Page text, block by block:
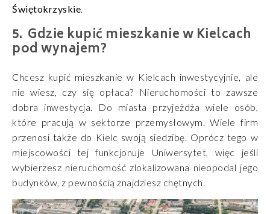
Świętokrzyskie
Gdzie kupić mieszkanie w Kielcach
pod wynajem?
Chcesz kupić mieszkanie w Kielcach inwestycyjnie, ale
nie wiesz, czy się opłaca? Nieruchomości to zawsze
dobra inwestycja. Do miasta przyjeżdża wiele osób,
które pracują w sektorze przemysłowym. Wiele firm
przenosi także do Kielc swoją siedzibę. Oprócz tego w
miejscowości tej funkcjonuje Uniwersytet, więc jeśli
wybierzesz nieruchomość zlokalizowana nieopodal jego
budynków, z pewnością znajdziesz chętnych.